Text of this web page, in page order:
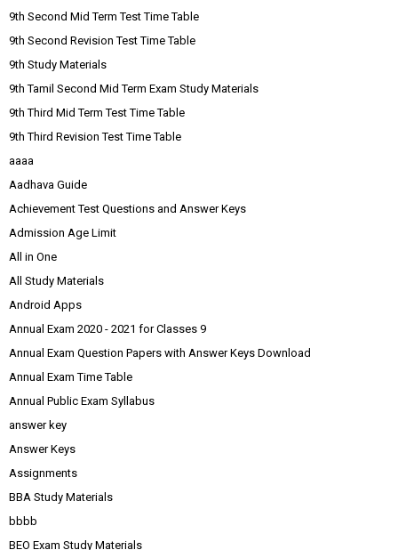
9th Second Mid Term Test Time Table
9th Second Revision Test Time Table
9th Study Materials
9th Tamil Second Mid Term Exam Study Materials
9th Third Mid Term Test Time Table
9th Third Revision Test Time Table
aaaa
Aadhava Guide
Achievement Test Questions and Answer Keys
Admission Age Limit
All in One
All Study Materials
Android Apps
Annual Exam 2020 - 2021 for Classes 9
Annual Exam Question Papers with Answer Keys Download
Annual Exam Time Table
Annual Public Exam Syllabus
answer key
Answer Keys
Assignments
BBA Study Materials
bbbb
BEO Exam Study Materials